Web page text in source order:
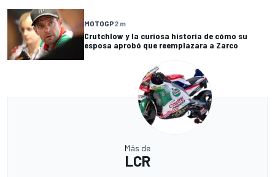
MOTOGP2 m
Crutchlow y la curiosa historia de cómo su
esposa aprobó que reemplazara a Zarco
Más de
LCR